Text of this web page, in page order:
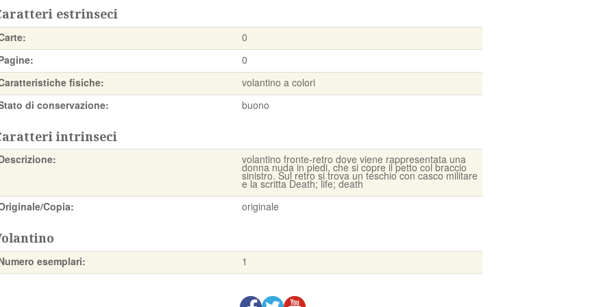
estrinseci
0
0
fisiche:
volantino a colori
di conservazione:
buono
intrinseci
volantino fronte-retro dove viene rappresentata una
donna nuda in piedi, che si copre il petto col braccio
sinistro. Sul retro si trova un teschio con casco militare
e la scritta Death; life; death
Copia:
originale
esemplari: 1